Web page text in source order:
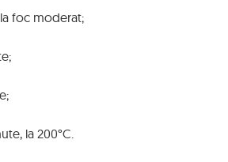
foc moderat;
la 200°C.